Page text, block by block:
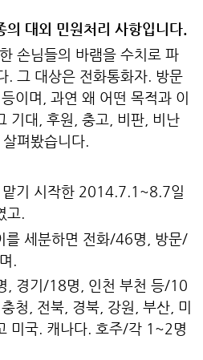
의 대외 민원처리 사항입니다.
손님들의 바램을 수치로 파
. 그 대상은 전화통화자. 방문
이며, 과연 왜 어떤 목적과 이
기대, 후원, 충고, 비판, 비난
펴봤습니다.
기 시작한 2014.7.1~8.7일
.
를 세분하면 전화/46명, 방문/
.
, 경기/18명, 인천 부천 등/10
청, 전북, 경북, 강원, 부산, 미
미국. 캐나다. 호주/각 1~2명